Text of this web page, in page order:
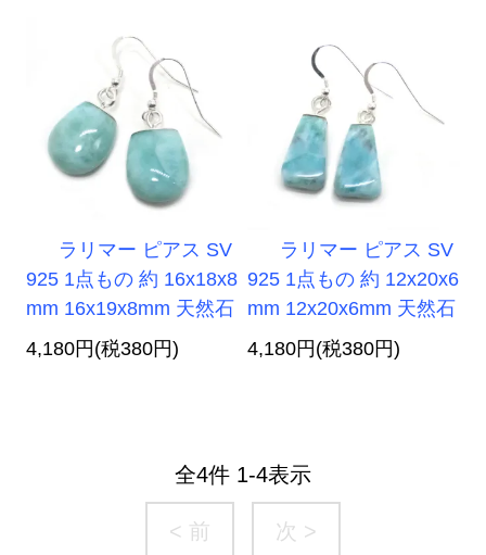
ラリマー ピアス SV
925 1点もの 約 16x18x8
mm 16x19x8mm 天然石
4,180円(税380円)
ラリマー ピアス SV
925 1点もの 約 12x20x6
mm 12x20x6mm 天然石
4,180円(税380円)
全4件 1-4表示
< 前 次 >